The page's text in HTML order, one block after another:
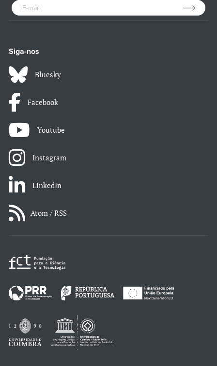
Siga-nos
Bluesky
Facebook
Youtube
Instagram
LinkedIn
Atom / RSS